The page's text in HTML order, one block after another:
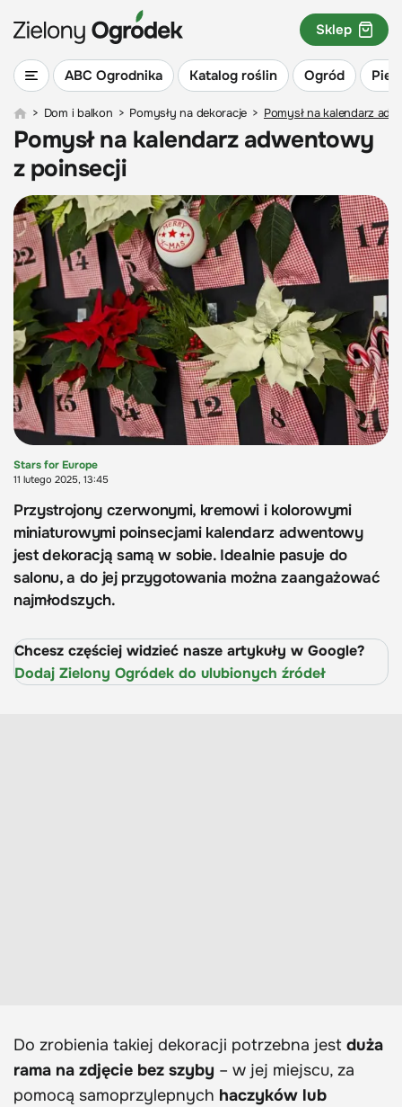
ABC Ogrodnika Katalog roślin Ogród
Sklep
> Dom i balkon > Pomysły na dekoracje > Pomysł na kalendarz
Pomysł na kalendarz adwentowy
z poinsecji
Stars for Europe
11 lutego 2025, 13:45
Przystrojony czerwonymi, kremowi i kolorowymi
miniaturowymi poinsecjami kalendarz adwentowy
jest dekoracją samą w sobie. Idealnie pasuje do
salonu, a do jej przygotowania można zaangażować
najmłodszych.
Chcesz częściej widzieć nasze artykuły w Google?
Dodaj Zielony Ogródek do ulubionych źródeł
Do zrobienia takiej dekoracji potrzebna jest duża
rama na zdjęcie bez szyby – w jej miejscu, za
pomocą samoprzylepnych haczyków lub